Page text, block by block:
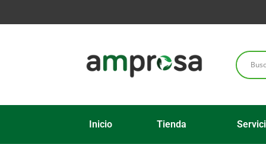
Inicio Tienda